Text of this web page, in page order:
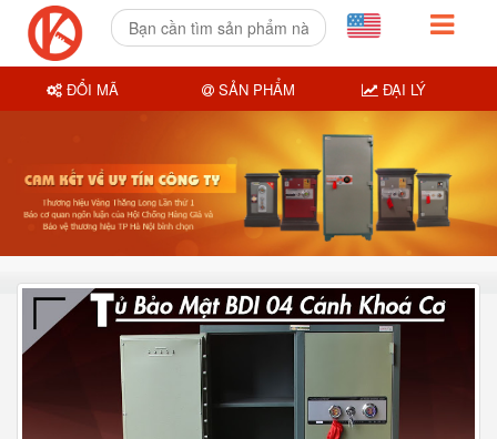
ĐỔI MÃ SẢN PHẨM ĐẠI LÝ